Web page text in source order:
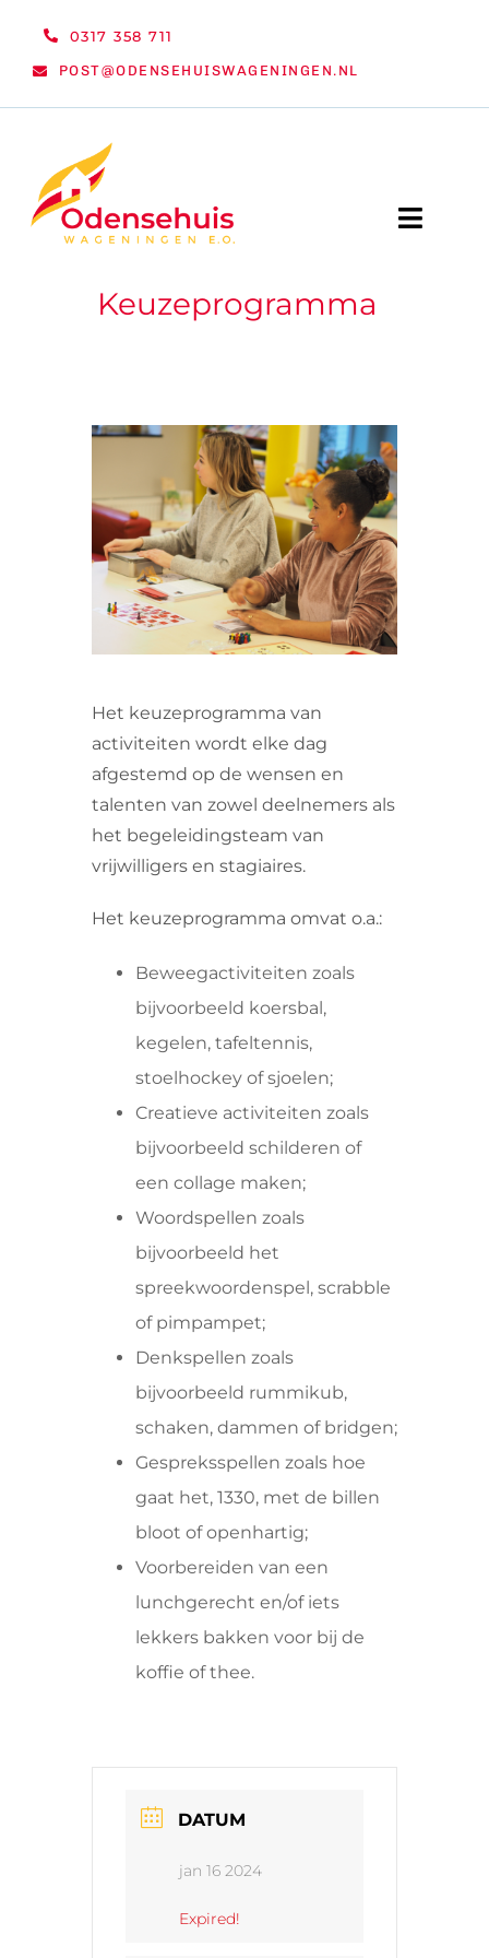
0317 358 711
POST@ODENSEHUISWAGENINGEN.NL
Toggle
WELKOM
VRIJWILLIGERS & STAGIAIRES
Keuzeprogramma
Het keuzeprogramma van
activiteiten wordt elke dag
afgestemd op de wensen en
talenten van zowel deelnemers als
het begeleidingsteam van
vrijwilligers en stagiaires.
Het keuzeprogramma omvat o.a.:
Beweegactiviteiten zoals
bijvoorbeeld koersbal,
kegelen, tafeltennis,
stoelhockey of sjoelen;
Creatieve activiteiten zoals
bijvoorbeeld schilderen of
een collage maken;
Woordspellen zoals
bijvoorbeeld het
spreekwoordenspel, scrabble
of pimpampet;
Denkspellen zoals
bijvoorbeeld rummikub,
schaken, dammen of bridgen;
Gespreksspellen zoals hoe
gaat het, 1330, met de billen
bloot of openhartig;
Voorbereiden van een
lunchgerecht en/of iets
lekkers bakken voor bij de
koffie of thee.
DATUM
jan 16 2024
Expired!